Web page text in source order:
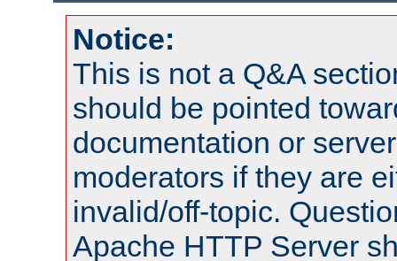
Notice:
This is not a Q&A
should be pointed
documentation or
moderators if they are
invalid/off-topic.
Apache HTTP Server